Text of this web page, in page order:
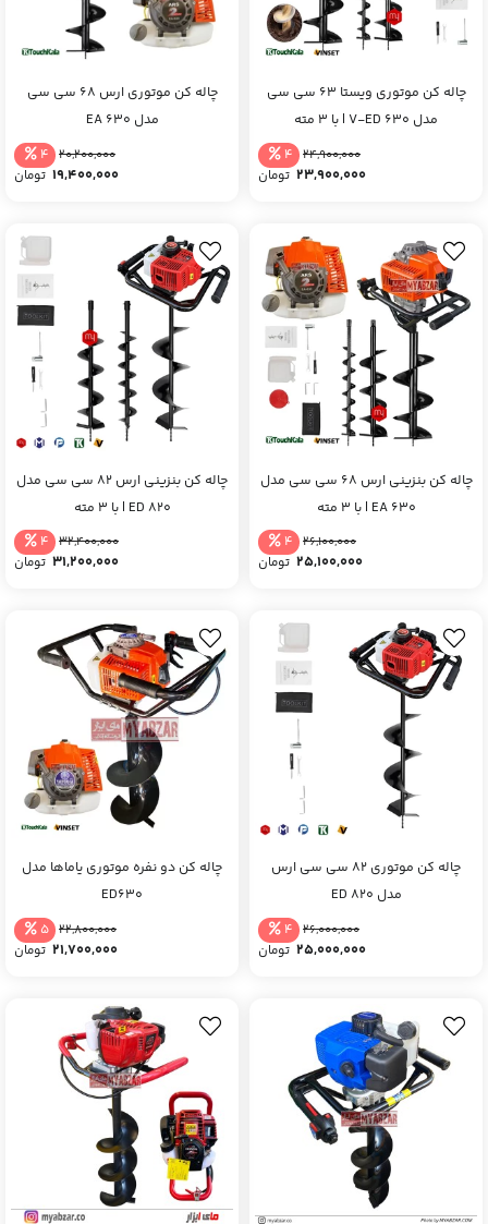
چاله کن موتوری ویستا 63 سی سی
مدل V-ED 630 | با 3 مته
24,900,000
4
23,900,000 تومان
چاله کن موتوری ارس 68 سی سی
مدل EA 630
20,200,000
4
19,400,000 تومان
چاله کن بنزینی ارس 68 سی سی مدل
EA 630 | با 3 مته
26,100,000
4
25,100,000 تومان
چاله کن بنزینی ارس 82 سی سی مدل
ED 820 | با 3 مته
32,400,000
4
31,200,000 تومان
چاله کن موتوری 82 سی سی ارس
مدل ED 820
26,000,000
4
25,000,000 تومان
چاله کن دو نفره موتوری یاماها مدل
ED630
22,800,000
5
21,700,000 تومان